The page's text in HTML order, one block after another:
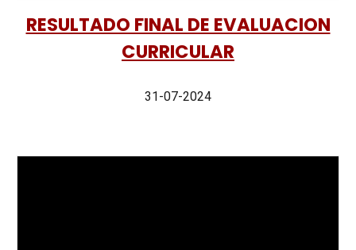
RESULTADO FINAL DE EVALUACION
CURRICULAR
31-07-2024